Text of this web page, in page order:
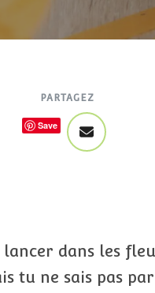
PARTAGEZ
Save
lancer dans les
tu ne sais pas